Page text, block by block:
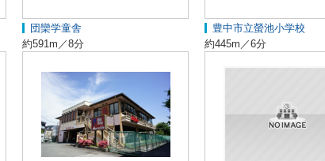
団欒学童舎
約591m／8分
豊中市立螢池小学校
約445m／6分